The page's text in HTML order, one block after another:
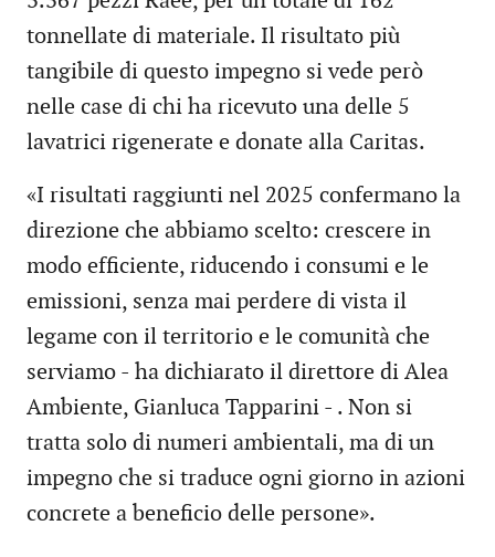
tonnellate di materiale. Il risultato più
tangibile di questo impegno si vede però
nelle case di chi ha ricevuto una delle 5
lavatrici rigenerate e donate alla Caritas.
«I risultati raggiunti nel 2025 confermano la
direzione che abbiamo scelto: crescere in
modo efficiente, riducendo i consumi e le
emissioni, senza mai perdere di vista il
legame con il territorio e le comunità che
serviamo - ha dichiarato il direttore di Alea
Ambiente, Gianluca Tapparini - . Non si
tratta solo di numeri ambientali, ma di un
impegno che si traduce ogni giorno in azioni
concrete a beneficio delle persone».